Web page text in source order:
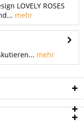
LOVELY ROSES
mehr
mehr